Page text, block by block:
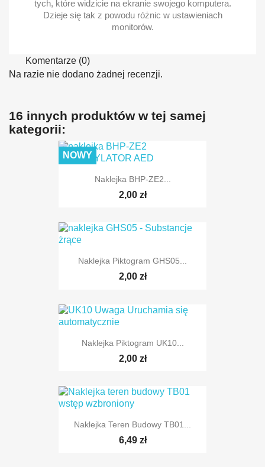
tych, które widzicie na ekranie swojego komputera.
Dzieje się tak z powodu różnic w ustawieniach
monitorów.
Komentarze (0)
Na razie nie dodano żadnej recenzji.
16 innych produktów w tej samej
kategorii:
Naklejka BHP-ZE2...
2,00 zł
NOWY
Naklejka Piktogram GHS05...
2,00 zł
Naklejka Piktogram UK10...
2,00 zł
Naklejka Teren Budowy TB01...
6,49 zł